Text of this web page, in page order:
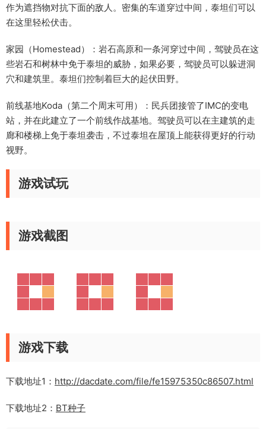
作为遮挡物对抗下面的敌人。密集的车道穿过中间，泰坦们可以
在这里轻松伏击。
家园（Homestead）：岩石高原和一条河穿过中间，驾驶员在这
些岩石和树林中免于泰坦的威胁，如果必要，驾驶员可以躲进洞
穴和建筑里。泰坦们控制着巨大的起伏田野。
前线基地Koda（第二个周末可用）：民兵团接管了IMC的变电
站，并在此建立了一个前线作战基地。驾驶员可以在主建筑的走
廊和楼梯上免于泰坦袭击，不过泰坦在屋顶上能获得更好的行动
视野。
游戏试玩
游戏截图
游戏下载
下载地址1： http://dacdate.com/file/fe15975350c86507.html
下载地址2： BT种子